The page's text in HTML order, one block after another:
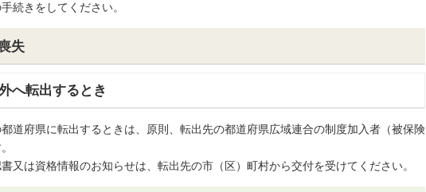
続きをしてください。
失
へ転出するとき
道府県に転出するときは、原則、転出先の都道府県広域連合の制度加入者（被保険
又は資格情報のお知らせは、転出先の市（区）町村から交付を受けてください。